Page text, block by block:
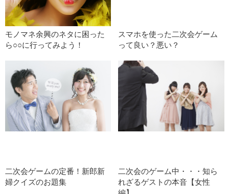
モノマネ余興のネタに困った
ら○○に行ってみよう！
スマホを使った二次会ゲーム
って良い？悪い？
二次会ゲームの定番！新郎新
婦クイズのお題集
二次会のゲーム中・・・知ら
れざるゲストの本音【女性